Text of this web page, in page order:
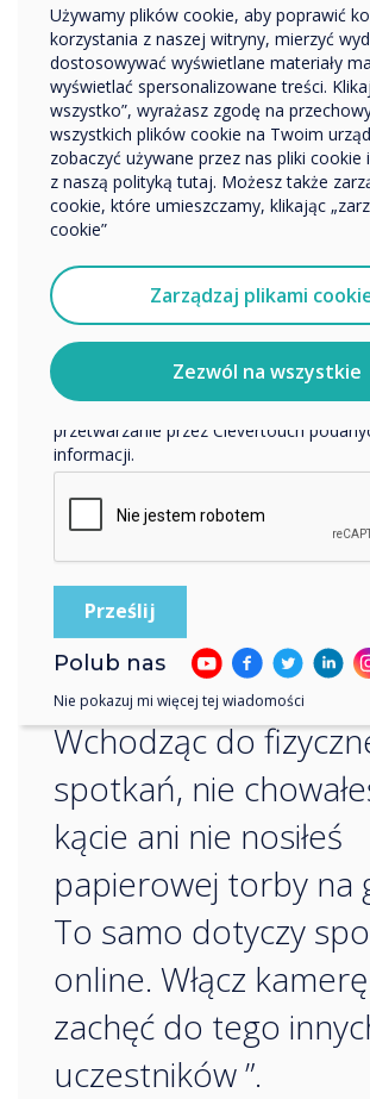
NUITEQ Stage to
współpracy przystosowane do
interaktywnych spotkań online.
Stage nie jest narzędziem do
ale oprogramowaniem do
zintegrowanym dźwiękiem i wideo
To przenosi spotkanie online z
„prezentera do widowni” w tryb
Aplikacja Stage ułatwia interakcję
uczestnikami spotkania za
narzędzi, takich jak tablica,
dokumentów, post-it i wiele
słyszalny poprzez czat, głos,
funkcję „podniesienia ręki”.
“
Wchodząc do
spotkań, nie
kącie ani nie nosiłeś
papierowej torby na
To samo dotyczy
online. Włącz
zachęć do tego
uczestników ”.
Używamy plików cookie, aby poprawić
korzystania z naszej witryny, mierzyć
dostosowywać wyświetlane materiały
wyświetlać spersonalizowane treści.
wszystko”, wyrażasz zgodę na
wszystkich plików cookie na Twoim
zobaczyć używane przez nas pliki cookie
z naszą polityką tutaj. Możesz także
cookie, które umieszczamy, klikając
cookie”
Zarządzaj plikami
Zezwól na wszystkie
Przedsiębiorstwo
Inne
Nazwa firmy
Chcielibyśmy się z Tobą skontaktować
naszych produktów i usług za
elektronicznej, telefonu lub poczty.
Clevertouch.
Aby uzyskać informacje o tym, jak
wykorzystujemy Twoje dane osobowe,
politykę prywatności.
Klikając Wyślij, wyrażasz zgodę na
przetwarzanie przez Clevertouch
informacji.
Polub nas
Nie pokazuj mi więcej tej wiadomości